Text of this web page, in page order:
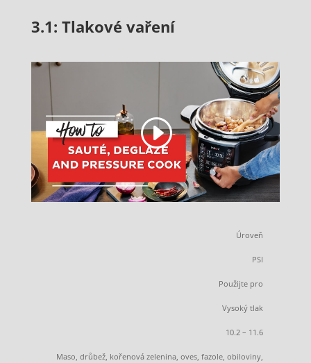
3.1: Tlakové vaření
Úroveň
PSI
Použijte pro
Vysoký tlak
10.2 – 11.6
Maso, drůbež, kořenová zelenina, oves, fazole, obiloviny,